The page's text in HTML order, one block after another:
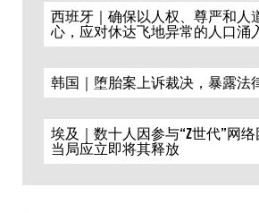
西班牙｜确保以人权、尊严和人
心，应对休达飞地异常的人口涌
韩国｜堕胎案上诉裁决，暴露法
埃及｜数十人因参与“Z世代”网络
当局应立即将其释放